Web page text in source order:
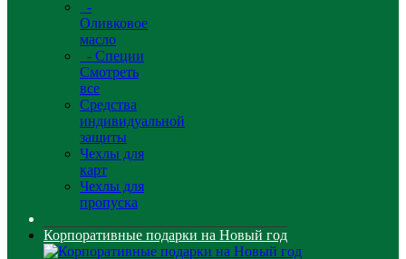
-
Оливковое
масло
- Специи
Смотреть
все
Средства
индивидуальной
защиты
Чехлы для
карт
Чехлы для
пропуска
Корпоративные подарки на Новый год